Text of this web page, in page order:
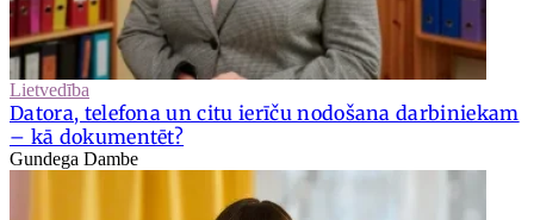
Lietvedība
Datora, telefona un citu ierīču nodošana darbiniekam
– kā dokumentēt?
Gundega Dambe